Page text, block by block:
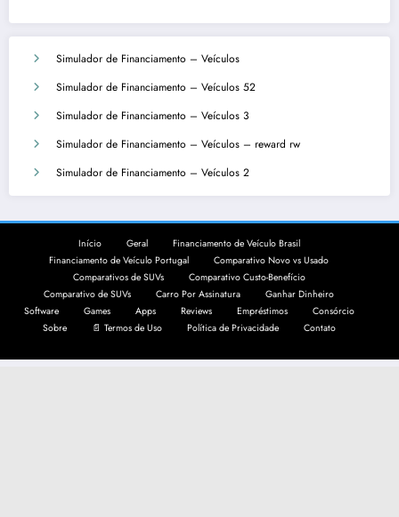
Simulador de Financiamento – Veículos
Simulador de Financiamento – Veículos 52
Simulador de Financiamento – Veículos 3
Simulador de Financiamento – Veículos – reward rw
Simulador de Financiamento – Veículos 2
Início Geral
Financiamento de Veículo Brasil
Financiamento de Veículo Portugal
Comparativo Novo vs Usado
Comparativos de SUVs
Comparativo Custo-Benefício
Comparativo de SUVs
Carro Por Assinatura
Ganhar Dinheiro
Software
Games Apps Reviews Empréstimos
Consórcio
Sobre
📄 Termos de Uso Política de Privacidade Contato